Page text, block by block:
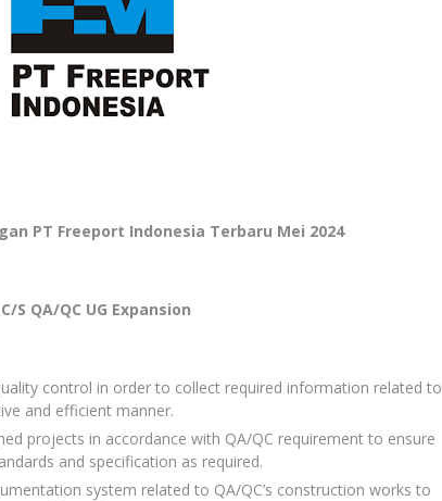
PT Freeport Indonesia Terbaru Mei 2024
S QA/QC UG Expansion
control in order to collect required information related to
and efficient manner.
projects in accordance with QA/QC requirement to ensure
and specification as required.
system related to QA/QC’s construction works to